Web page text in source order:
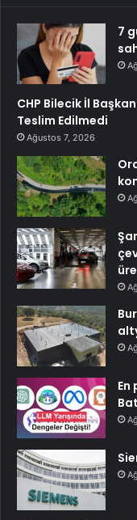
7
CHP Bilecik İl
Teslim Edilmedi
Ağustos 7, 2026
En